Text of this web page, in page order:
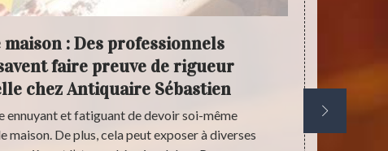
: Des professionnels
faire preuve de rigueur
chez Antiquaire Sébastien
ennuyant et fatiguant de devoir soi-même
maison. De plus, cela peut exposer à diverses
Les cas de
problème